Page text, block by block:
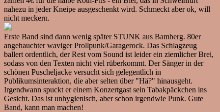
nahezu in jeder Kneipe ausgeschenkt wird. Schmeckt aber ok, will
nicht meckern.
Erste Band sind dann wenig später STUNK aus Bamberg. 80er
angehauchter waviger Prollpunk/Garagerock. Das Schlagzeug
ballert ordentlich, der Rest vom Sound ist leider ein ziemlicher Brei,
sodass von den Texten nicht viel rüberkommt. Der Sänger in der
schönen Puscheljacke versucht sich gelegentlich in
Publikumsinteraktion, die aber selten über "Hä?" hinausgeht.
Irgendwann spuckt er einem Konzertgast sein Tabakpäckchen ins
Gesicht. Das ist unhygienisch, aber schon irgendwie Punk. Gute
Band, kann man machen!